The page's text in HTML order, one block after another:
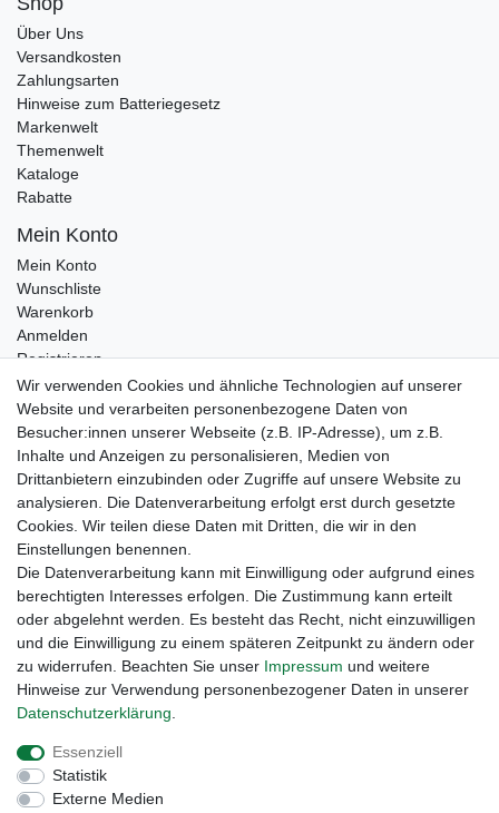
Über Uns
Versandkosten
Zahlungsarten
Hinweise zum Batteriegesetz
Markenwelt
Themenwelt
Kataloge
Rabatte
Mein Konto
Mein Konto
Wunschliste
Warenkorb
Anmelden
Registrieren
Kontakt
Newsletter Anmeldung
Newsletter Abmeldung
Widerrufs­recht
Daten­schutz­erklärung
Wir verwenden Cookies und ähnliche Technologien auf unserer
Website und verarbeiten personenbezogene Daten von
Besucher:innen unserer Webseite (z.B. IP-Adresse), um z.B.
Inhalte und Anzeigen zu personalisieren, Medien von
Drittanbietern einzubinden oder Zugriffe auf unsere Website zu
analysieren. Die Datenverarbeitung erfolgt erst durch gesetzte
Cookies. Wir teilen diese Daten mit Dritten, die wir in den
Einstellungen benennen.
Die Datenverarbeitung kann mit Einwilligung oder aufgrund eines
berechtigten Interesses erfolgen. Die Zustimmung kann erteilt
oder abgelehnt werden. Es besteht das Recht, nicht einzuwilligen
und die Einwilligung zu einem späteren Zeitpunkt zu ändern oder
zu widerrufen. Beachten Sie unser Impressum und weitere
Hinweise zur Verwendung personenbezogener Daten in unserer
Daten­schutz­erklärung
Essenziell
Statistik
Externe Medien